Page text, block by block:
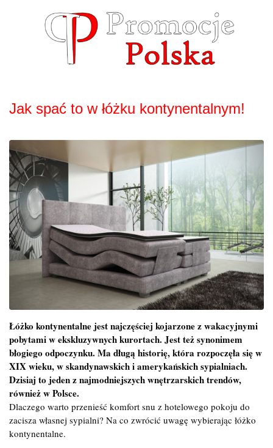
Jak spać to w łóżku kontynentalnym!
Łóżko kontynentalne jest najczęściej kojarzone z wakacyjnymi
pobytami w ekskluzywnych kurortach. Jest też synonimem
błogiego odpoczynku. Ma długą historię, która rozpoczęła się w
XIX wieku, w skandynawskich i amerykańskich sypialniach.
Dzisiaj to jeden z najmodniejszych wnętrzarskich trendów,
również w Polsce.
Dlaczego warto przenieść komfort snu z hotelowego pokoju do
zacisza własnej sypialni? Na co zwrócić uwagę wybierając łóżko
kontynentalne.